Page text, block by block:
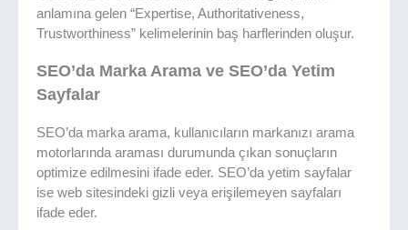
anlamına gelen “Expertise, Authoritativeness,
Trustworthiness” kelimelerinin baş harflerinden oluşur.
SEO’da Marka Arama ve SEO’da Yetim
Sayfalar
SEO’da marka arama, kullanıcıların markanızı arama
motorlarında araması durumunda çıkan sonuçların
optimize edilmesini ifade eder. SEO’da yetim sayfalar
ise web sitesindeki gizli veya erişilemeyen sayfaları
ifade eder.